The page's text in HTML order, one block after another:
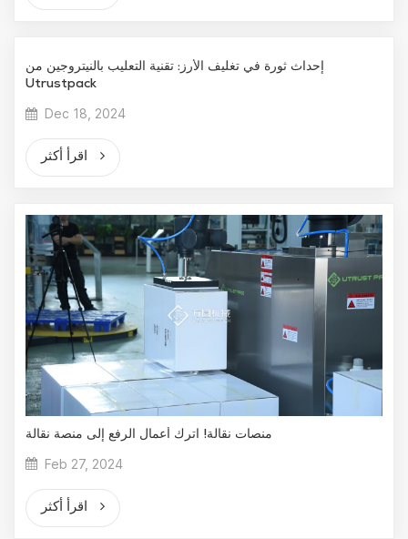
إحداث ثورة في تغليف الأرز: تقنية التعليب بالنيتروجين من
Utrustpack
Dec 18, 2024
منصات نقالة! اترك أعمال الرفع إلى منصة نقالة
Feb 27, 2024